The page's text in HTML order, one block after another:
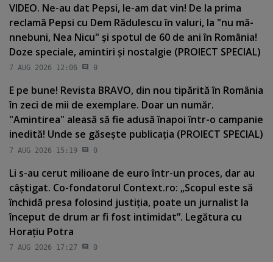
VIDEO. Ne-au dat Pepsi, le-am dat vin! De la prima
reclamă Pepsi cu Dem Rădulescu în valuri, la "nu mă-
nnebuni, Nea Nicu" şi spotul de 60 de ani în România!
Doze speciale, amintiri şi nostalgie (PROIECT SPECIAL)
7 AUG 2026 12:06 0
E pe bune! Revista BRAVO, din nou tipărită în România
în zeci de mii de exemplare. Doar un număr.
"Amintirea" aleasă să fie adusă înapoi într-o campanie
inedită! Unde se găseşte publicaţia (PROIECT SPECIAL)
7 AUG 2026 15:19 0
Li s-au cerut milioane de euro într-un proces, dar au
câştigat. Co-fondatorul Context.ro: „Scopul este să
închidă presa folosind justiţia, poate un jurnalist la
început de drum ar fi fost intimidat”. Legătura cu
Horaţiu Potra
7 AUG 2026 17:27 0